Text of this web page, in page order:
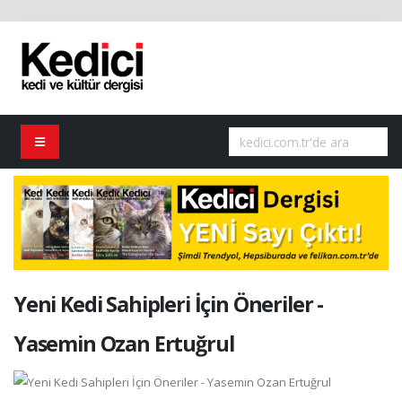
Yeni Kedi Sahipleri İçin Öneriler -
Yasemin Ozan Ertuğrul